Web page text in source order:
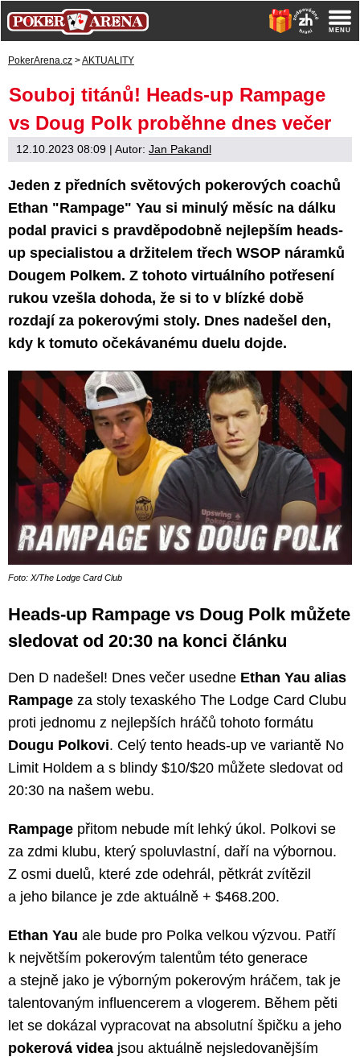
PokerArena.cz >AKTUALITY
Souboj titánů! Heads-up Rampage
vs Doug Polk proběhne dnes večer
12.10.2023 08:09 | Autor: Jan Pakandl
Jeden z předních světových pokerových coachů
Ethan "Rampage" Yau si minulý měsíc na dálku
podal pravici s pravděpodobně nejlepším heads-
up specialistou a držitelem třech WSOP náramků
Dougem Polkem. Z tohoto virtuálního potřesení
rukou vzešla dohoda, že si to v blízké době
rozdají za pokerovými stoly. Dnes nadešel den,
kdy k tomuto očekávanému duelu dojde.
Foto: X/The Lodge Card Club
Heads-up Rampage vs Doug Polk můžete
sledovat od 20:30 na konci článku
Den D nadešel! Dnes večer usedne Ethan Yau alias
Rampage za stoly texaského The Lodge Card Clubu
proti jednomu z nejlepších hráčů tohoto formátu
Dougu Polkovi. Celý tento heads-up ve variantě No
Limit Holdem a s blindy $10/$20 můžete sledovat od
20:30 na našem webu.
Rampage přitom nebude mít lehký úkol. Polkovi se
za zdmi klubu, který spoluvlastní, daří na výbornou.
Z osmi duelů, které zde odehrál, pětkrát zvítězil
a jeho bilance je zde aktuálně + $468.200.
Ethan Yau ale bude pro Polka velkou výzvou. Patří
k největším pokerovým talentům této generace
a stejně jako je výborným pokerovým hráčem, tak je
talentovaným influencerem a vlogerem. Během pěti
let se dokázal vypracovat na absolutní špičku a jeho
pokerová videa jsou aktuálně nejsledovanějším